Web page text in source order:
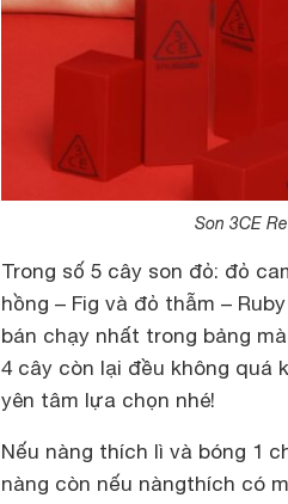
Son 3CE
Trong số 5 cây son đỏ: đỏ
hồng – Fig và đỏ thẫm –
bán chạy nhất trong bảng
4 cây còn lại đều không quá
yên tâm lựa chọn nhé!
Nếu nàng thích lì và bóng 1
nàng còn nếu nàngthích có